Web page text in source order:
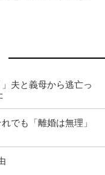
夫と義母から逃亡っ
でも「離婚は無理」